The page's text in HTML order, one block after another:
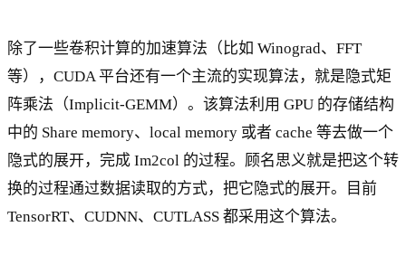
除了一些卷积计算的加速算法（比如 Winograd、FFT
等），CUDA 平台还有一个主流的实现算法，就是隐式矩
阵乘法（Implicit-GEMM）。该算法利用 GPU 的存储结构
中的 Share memory、local memory 或者 cache 等去做一个
隐式的展开，完成 Im2col 的过程。顾名思义就是把这个转
换的过程通过数据读取的方式，把它隐式的展开。目前
TensorRT、CUDNN、CUTLASS 都采用这个算法。